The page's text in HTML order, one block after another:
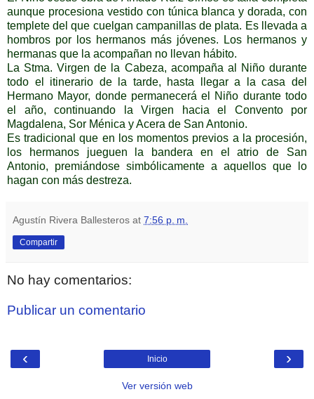
aunque procesiona vestido con túnica blanca y dorada, con
templete del que cuelgan campanillas de plata. Es llevada a
hombros por los hermanos más jóvenes. Los hermanos y
hermanas que la acompañan no llevan hábito.
La Stma. Virgen de la Cabeza, acompaña al Niño durante
todo el itinerario de la tarde, hasta llegar a la casa del
Hermano Mayor, donde permanecerá el Niño durante todo
el año, continuando la Virgen hacia el Convento por
Magdalena, Sor Ménica y Acera de San Antonio.
Es tradicional que en los momentos previos a la procesión,
los hermanos jueguen la bandera en el atrio de San
Antonio, premiándose simbólicamente a aquellos que lo
hagan con más destreza.
Agustín Rivera Ballesteros at 7:56 p. m.
Compartir
No hay comentarios:
Publicar un comentario
‹ ›
Inicio
Ver versión web